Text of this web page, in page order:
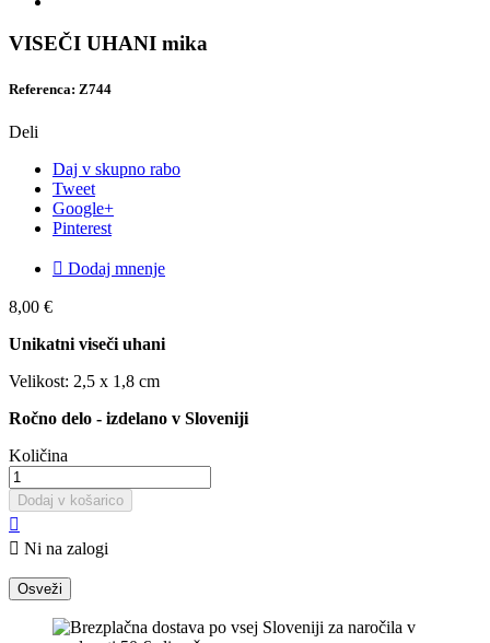
VISEČI UHANI mika
Referenca: Z744
Deli
Daj v skupno rabo
Tweet
Google+
Pinterest
 Dodaj mnenje
8,00 €
Unikatni viseči uhani
Velikost: 2,5 x 1,8 cm
Ročno delo - izdelano v Sloveniji
Količina
Dodaj v košarico

 Ni na zalogi